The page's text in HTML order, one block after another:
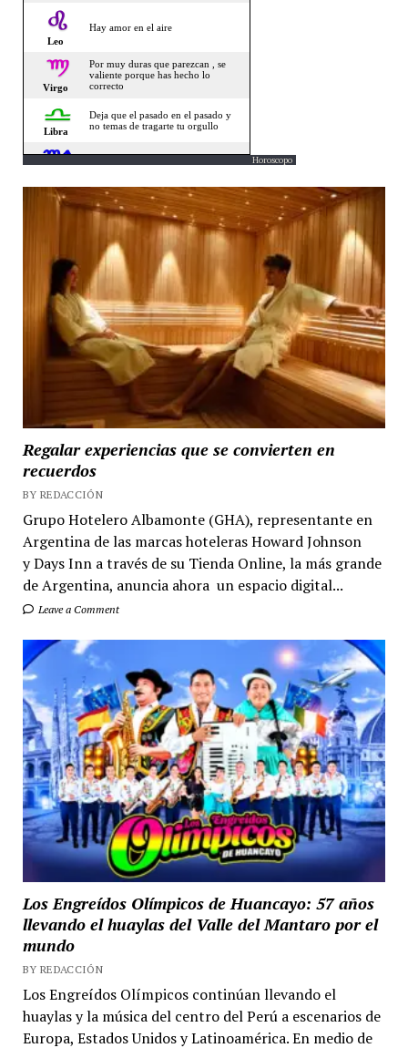
Horoscopo
Regalar experiencias que se convierten en
recuerdos
BY REDACCIÓN
Grupo Hotelero Albamonte (GHA), representante en
Argentina de las marcas hoteleras Howard Johnson
y Days Inn a través de su Tienda Online, la más grande
de Argentina, anuncia ahora un espacio digital...
Leave a Comment
Los Engreídos Olímpicos de Huancayo: 57 años
llevando el huaylas del Valle del Mantaro por el
mundo
BY REDACCIÓN
Los Engreídos Olímpicos continúan llevando el
huaylas y la música del centro del Perú a escenarios de
Europa, Estados Unidos y Latinoamérica. En medio de